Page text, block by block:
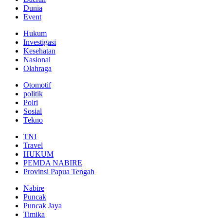
Dunia
Event
Hukum
Investigasi
Kesehatan
Nasional
Olahraga
Otomotif
politik
Polri
Sosial
Tekno
TNI
Travel
HUKUM
PEMDA NABIRE
Provinsi Papua Tengah
Nabire
Puncak
Puncak Jaya
Timika